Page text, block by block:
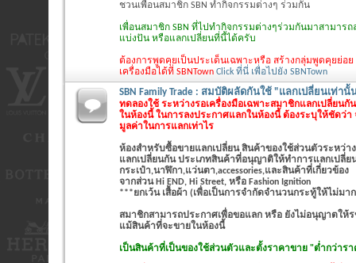
ชวนเพื่อนสมาชิก SBN ทำกิจกรรมต่างๆ ร่วมกัน
เพื่อนสมาชิก SBN ที่ไปทำกิจกรรมต่างๆร่วมกันมาสามาร
แบ่งปัน หรือแลกเปลี่ยนที่นี้ได้ครับ
ต้องการพูดคุยเป็นประเด็นเฉพาะหรือ สร้างกลุ่มพูดคุยย่อ
เครื่องมือได้ที่ SBNTownClick ที่นี่ เพื่อไปยัง SBNTown
SBN Family Trade : สมบัติผลัดกันใช้ "แลกเปลี่ยนเท่านั้
ทดลองใช้ ระหว่างรอเครื่องมือเฉพาะสมาชิกแลกเปลี่ยน
ในห้องนี้ ในการลงประกาศแลกในห้องนี้ ต้องระบุให้ชัดว่า
มูลค่าในการแลกเท่าไร
ห้องสำหรับซื้อขายแลกเปลี่ยน สินค้าของใช้ส่วนตัวระหว่าง
แลกเปลี่ยนกัน ประเภทสินค้าที่อนุญาติให้ทำการแลกเปลี่ย
กระเป๋า,นาฬิกา,แว่นตา,accessories,และสินค้าที่เกี่ยวข้อง
จากส่วน Hi END, Hi Street, หรือ Fashion Ignition
***ยกเว้น เสื้อผ้า (เพื่อเป็นการจำกัดจำนวนกระทู้ให้ไม่มา
สมาชิกสามารถประกาศเพื่อขอแลก หรือ ยังไม่อนุญาตให้
แม้สินค้าที่จะขายในห้องนี้
เป็นสินค้าที่เป็นของใช้ส่วนตัวและตั้งราคาขาย "ต่ำกว่าร